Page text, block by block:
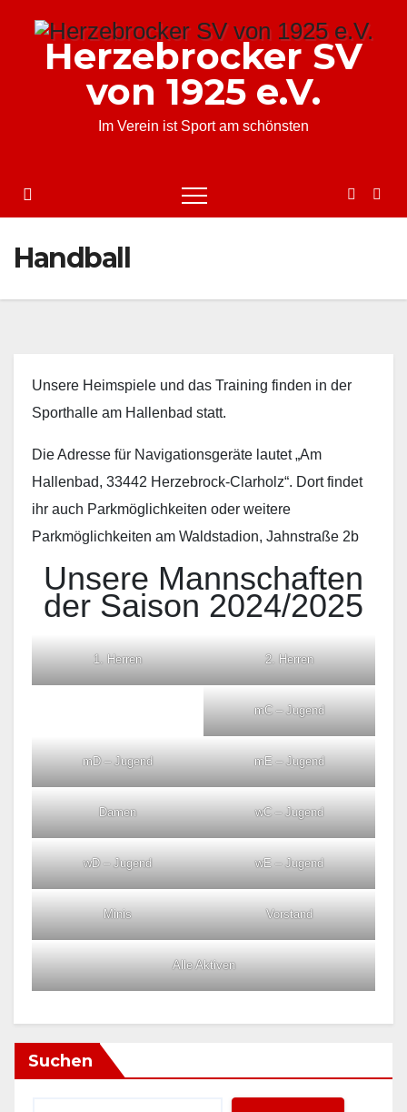
springenHerzebrocker SV
von 1925 e.V.
Im Verein ist Sport am schönsten
Handball
Unsere Heimspiele und das Training finden in der
Sporthalle am Hallenbad statt.
Die Adresse für Navigationsgeräte lautet „Am
Hallenbad, 33442 Herzebrock-Clarholz“. Dort findet
ihr auch Parkmöglichkeiten oder weitere
Parkmöglichkeiten am Waldstadion, Jahnstraße 2b
Unsere Mannschaften
der Saison 2024/2025
1. Herren 2. Herren
mC – Jugend
mD – Jugend mE – Jugend
Damen wC – Jugend
wD – Jugend wE – Jugend
Minis Vorstand
Alle Aktiven
Suchen